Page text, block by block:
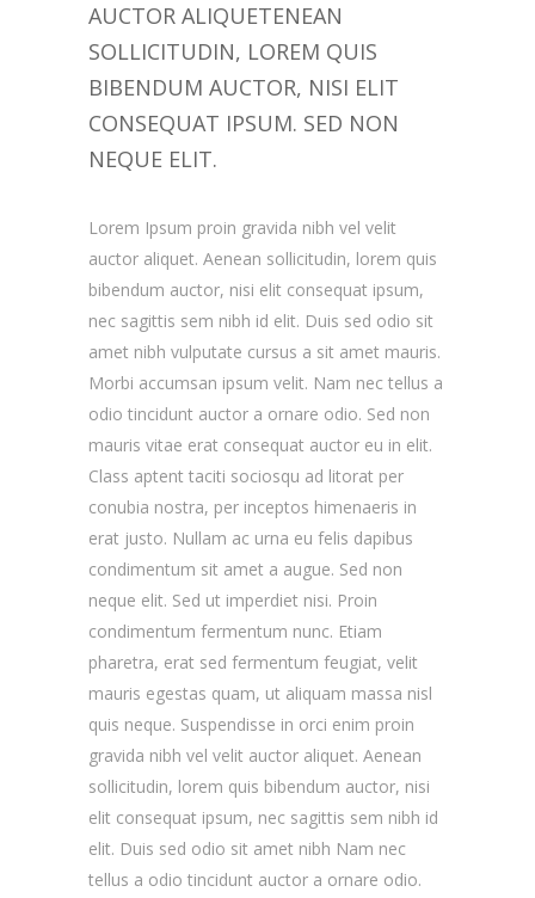
AUCTOR ALIQUETENEAN
SOLLICITUDIN, LOREM QUIS
BIBENDUM AUCTOR, NISI ELIT
CONSEQUAT IPSUM. SED NON
NEQUE ELIT.
Lorem Ipsum proin gravida nibh vel velit
auctor aliquet. Aenean sollicitudin, lorem quis
bibendum auctor, nisi elit consequat ipsum,
nec sagittis sem nibh id elit. Duis sed odio sit
amet nibh vulputate cursus a sit amet mauris.
Morbi accumsan ipsum velit. Nam nec tellus a
odio tincidunt auctor a ornare odio. Sed non
mauris vitae erat consequat auctor eu in elit.
Class aptent taciti sociosqu ad litorat per
conubia nostra, per inceptos himenaeris in
erat justo. Nullam ac urna eu felis dapibus
condimentum sit amet a augue. Sed non
neque elit. Sed ut imperdiet nisi. Proin
condimentum fermentum nunc. Etiam
pharetra, erat sed fermentum feugiat, velit
mauris egestas quam, ut aliquam massa nisl
quis neque. Suspendisse in orci enim proin
gravida nibh vel velit auctor aliquet. Aenean
sollicitudin, lorem quis bibendum auctor, nisi
elit consequat ipsum, nec sagittis sem nibh id
elit. Duis sed odio sit amet nibh Nam nec
tellus a odio tincidunt auctor a ornare odio.